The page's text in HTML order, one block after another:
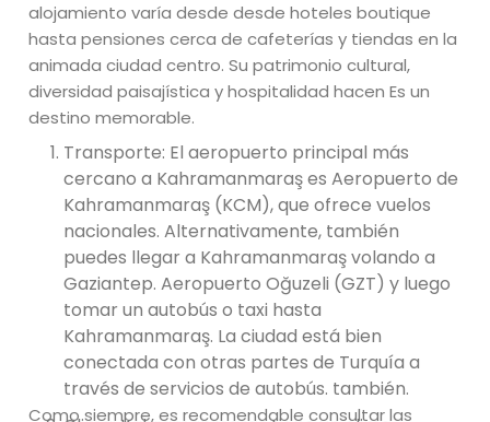
alojamiento varía desde desde hoteles boutique
hasta pensiones cerca de cafeterías y tiendas en la
animada ciudad centro. Su patrimonio cultural,
diversidad paisajística y hospitalidad hacen Es un
destino memorable.
Transporte: El aeropuerto principal más
cercano a Kahramanmaraş es Aeropuerto de
Kahramanmaraş (KCM), que ofrece vuelos
nacionales. Alternativamente, también
puedes llegar a Kahramanmaraş volando a
Gaziantep. Aeropuerto Oğuzeli (GZT) y luego
tomar un autobús o taxi hasta
Kahramanmaraş. La ciudad está bien
conectada con otras partes de Turquía a
través de servicios de autobús. también.
Como siempre, es recomendable consultar las